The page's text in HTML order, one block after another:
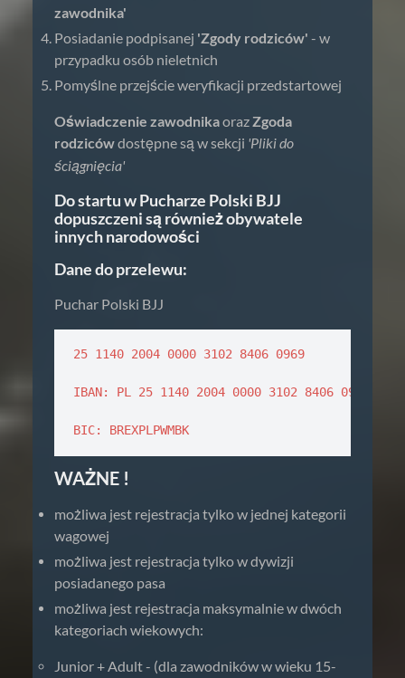
zawodnika'
Posiadanie podpisanej 'Zgody rodziców' - w
przypadku osób nieletnich
Pomyślne przejście weryfikacji przedstartowej
Oświadczenie zawodnikaorazZgoda
rodzicówdostępne są w sekcji 'Pliki do
ściągnięcia'
Do startu w Pucharze Polski BJJ
dopuszczeni są również obywatele
innych narodowości
Dane do przelewu:
Puchar Polski BJJ
25 1140 2004 0000 3102 8406 0969
IBAN: PL 25 1140 2004 0000 3102 8406 0969
BIC: BREXPLPWMBK
WAŻNE !
możliwa jest rejestracja tylko w jednej kategorii
wagowej
możliwa jest rejestracja tylko w dywizji
posiadanego pasa
możliwa jest rejestracja maksymalnie w dwóch
kategoriach wiekowych:
Junior + Adult - (dla zawodników w wieku 15-